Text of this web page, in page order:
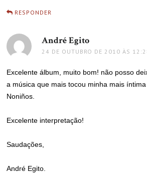
RESPONDER
André Egito
24 DE OUTUBRO DE 2010 ÀS
Excelente álbum, muito bom! não posso
a música que mais tocou minha mais
Noniños.
Excelente interpretação!
Saudações,
André Egito.